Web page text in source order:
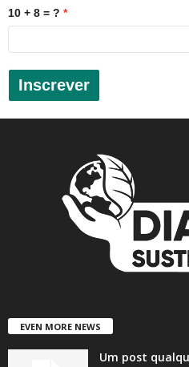
10 + 8 = ?
Inscrever
EVEN MORE NEWS
Um post